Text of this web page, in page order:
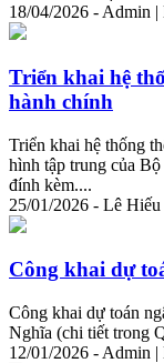
18/04/2026 - Admin
Triển khai hệ
hành chính
Triển khai hệ thống
hình tập trung của
đính kèm....
25/01/2026 - Lê
Công khai dự
Công khai dự toán
Nghĩa (chi tiết trong
12/01/2026 - Admin